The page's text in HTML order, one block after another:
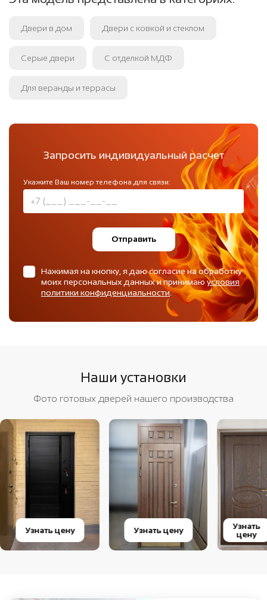
Двери в дом Двери с ковкой и стеклом
Серые двери С отделкой МДФ
Для веранды и террасы
Запросить индивидуальный расчет
Укажите Ваш номер телефона для связи:
Отправить
Нажимая на кнопку, я даю согласие на обработку
моих персональных данных и принимаюусловия
политики конфиденциальности.
Наши установки
Фото готовых дверей нашего производства
Узнать цену Узнать цену
Узнать
цену